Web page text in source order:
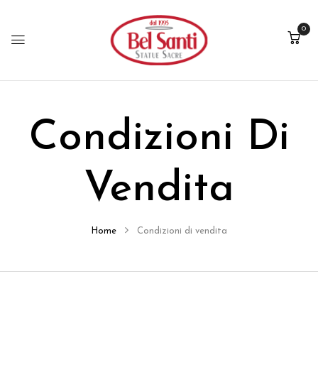
0
Condizioni Di
Vendita
Home Condizioni di vendita